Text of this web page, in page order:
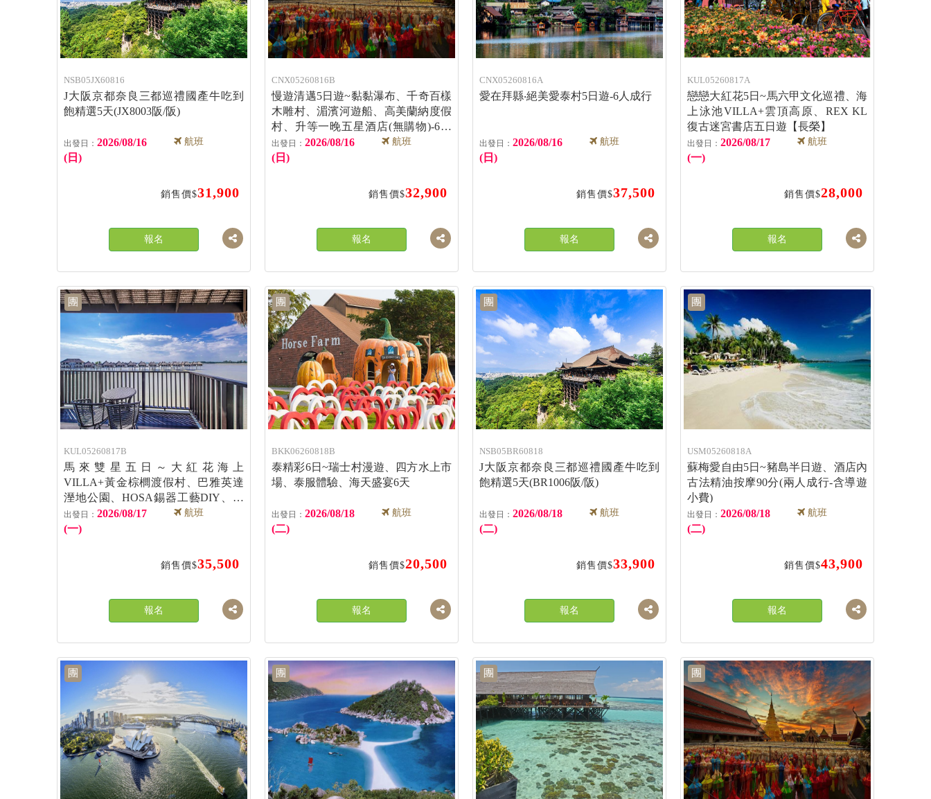
NSB05JX60816
J大阪京都奈良三都巡禮國產牛吃到
飽精選5天(JX8003阪/阪)
2026/08/16
(日)
航班
銷售價$31,900
報名
CNX05260816B
慢遊清邁5日遊~黏黏瀑布、千奇百樣
木雕村、湄濱河遊船、高美蘭納度假
村、升等一晚五星酒店(無購物)-6人
成行
2026/08/16
(日)
航班
銷售價$32,900
報名
CNX05260816A
愛在拜縣‧絕美愛泰村5日遊-6人成行
2026/08/16
(日)
航班
銷售價$37,500
報名
KUL05260817A
戀戀大紅花5日~馬六甲文化巡禮、海
上泳池VILLA+雲頂高原、REX KL
復古迷宮書店五日遊【長榮】
2026/08/17
(一)
航班
銷售價$28,000
報名
團
KUL05260817B
馬來雙星五日～大紅花海上
VILLA+黃金棕櫚渡假村、巴雅英達
溼地公園、HOSA錫器工藝DIY、竹
林山水園五日【長榮】
2026/08/17
(一)
航班
銷售價$35,500
報名
團
BKK06260818B
泰精彩6日~瑞士村漫遊、四方水上市
場、泰服體驗、海天盛宴6天
2026/08/18
(二)
航班
銷售價$20,500
報名
團
NSB05BR60818
J大阪京都奈良三都巡禮國產牛吃到
飽精選5天(BR1006阪/阪)
2026/08/18
(二)
航班
銷售價$33,900
報名
團
USM05260818A
蘇梅愛自由5日~豬島半日遊、酒店內
古法精油按摩90分(兩人成行-含導遊
小費)
2026/08/18
(二)
航班
銷售價$43,900
報名
團 團 團 團